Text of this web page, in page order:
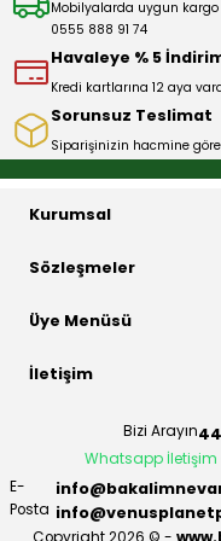
Bu ürüne benzer farklı
Mobilyalarda uygun kargo
0555 888 91 74
Havaleye % 5
Kredi kartlarına 12 aya
Sorunsuz Teslimat
Siparişinizin hacmine
Kurumsal
Sözleşmeler
Üye Menüsü
İletişim
Bizi Arayın
Whatsapp İletişim
E-
Posta